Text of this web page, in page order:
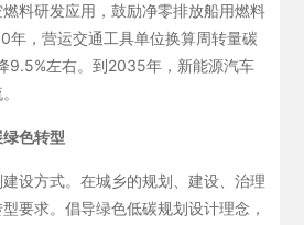
料研发应用，鼓励净零排放船用燃料
年，营运交通工具单位换算周转量碳
9.5%左右。到2035年，新能源汽车
色转型
建设方式。在城乡的规划、建设、治理
要求。倡导绿色低碳规划设计理念，